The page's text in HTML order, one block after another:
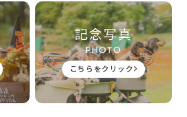
記念写真
PHOTO
こちらをクリック